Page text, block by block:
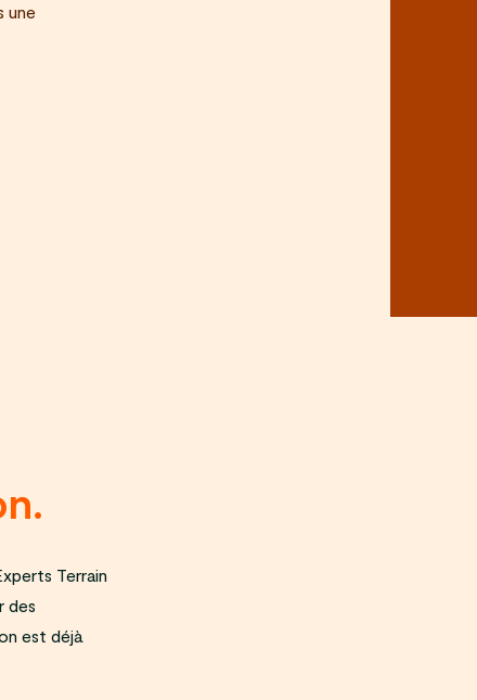
une
Terrain
des
est déjà